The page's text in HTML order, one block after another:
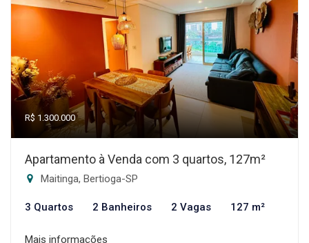
R$ 1.300.000
Apartamento à Venda com 3 quartos, 127m²
Maitinga, Bertioga-SP
3 Quartos 2 Banheiros 2 Vagas 127 m²
Mais informações